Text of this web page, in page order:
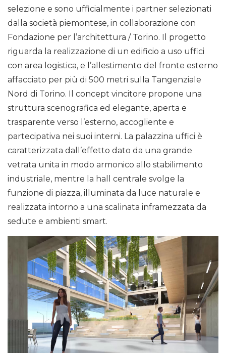
selezione e sono ufficialmente i partner selezionati
dalla società piemontese, in collaborazione con
Fondazione per l’architettura / Torino. Il progetto
riguarda la realizzazione di un edificio a uso uffici
con area logistica, e l’allestimento del fronte esterno
affacciato per più di 500 metri sulla Tangenziale
Nord di Torino. Il concept vincitore propone una
struttura scenografica ed elegante, aperta e
trasparente verso l’esterno, accogliente e
partecipativa nei suoi interni. La palazzina uffici è
caratterizzata dall’effetto dato da una grande
vetrata unita in modo armonico allo stabilimento
industriale, mentre la hall centrale svolge la
funzione di piazza, illuminata da luce naturale e
realizzata intorno a una scalinata inframezzata da
sedute e ambienti smart.